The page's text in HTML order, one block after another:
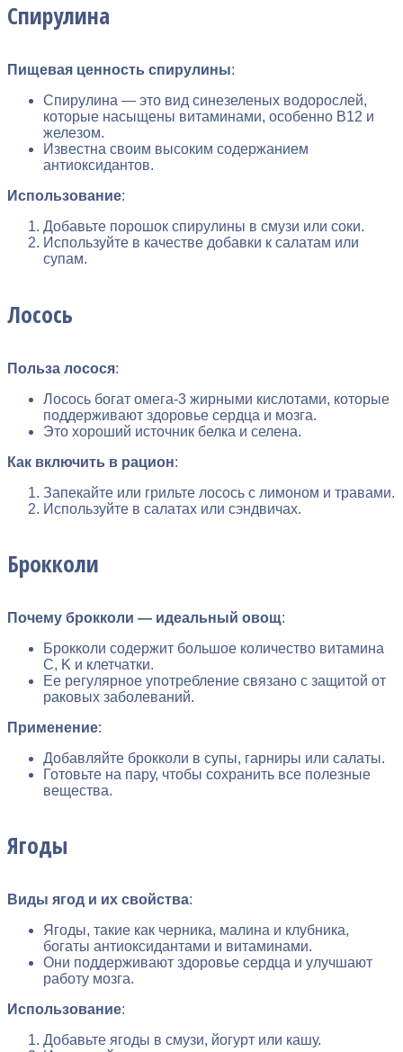
Спирулина
Пищевая ценность спирулины:
Спирулина — это вид синезеленых водорослей,
которые насыщены витаминами, особенно B12 и
железом.
Известна своим высоким содержанием
антиоксидантов.
Использование:
Добавьте порошок спирулины в смузи или соки.
Используйте в качестве добавки к салатам или
супам.
Лосось
Польза лосося:
Лосось богат омега-3 жирными кислотами, которые
поддерживают здоровье сердца и мозга.
Это хороший источник белка и селена.
Как включить в рацион:
Запекайте или грильте лосось с лимоном и травами.
Используйте в салатах или сэндвичах.
Брокколи
Почему брокколи — идеальный овощ:
Брокколи содержит большое количество витамина
C, K и клетчатки.
Ее регулярное употребление связано с защитой от
раковых заболеваний.
Применение:
Добавляйте брокколи в супы, гарниры или салаты.
Готовьте на пару, чтобы сохранить все полезные
вещества.
Ягоды
Виды ягод и их свойства:
Ягоды, такие как черника, малина и клубника,
богаты антиоксидантами и витаминами.
Они поддерживают здоровье сердца и улучшают
работу мозга.
Использование:
Добавьте ягоды в смузи, йогурт или кашу.